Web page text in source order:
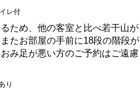
レ付
ため、他の客室と比べ若干山が
たお部屋の手前に18段の階段が
み足が悪い方のご予約はご遠慮
り